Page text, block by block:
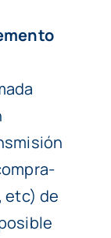
etc) de